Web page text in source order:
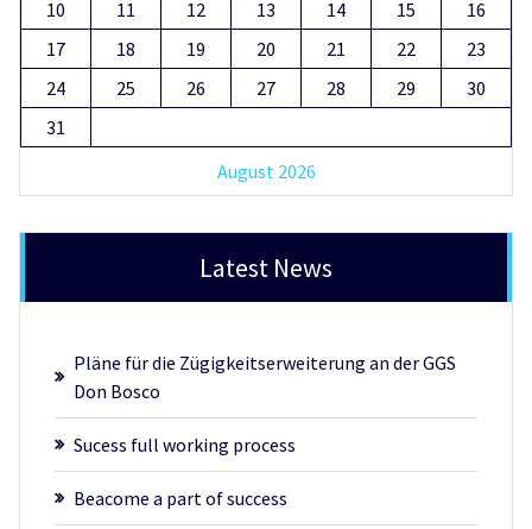
August 2026
10
11 12 13 14 15
16
17
18 19 20 21 22
23
24
25 26 27 28 29
30
31
Latest News
Pläne für die Zügigkeitserweiterung an der GGS
Don Bosco
Sucess full working process
Beacome a part of success